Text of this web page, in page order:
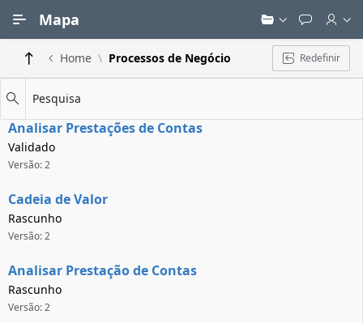
Mapa
Home Processos de Negócio Redefinir
Pesquisa
Analisar Prestações de Contas
Validado
Versão: 2
Cadeia de Valor
Rascunho
Versão: 2
Analisar Prestação de Contas
Rascunho
Versão: 2